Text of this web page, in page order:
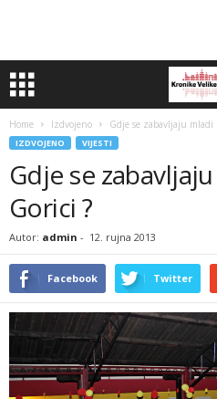
Home Izdvojeno Gdje se zabavljaju mladi
IZDVOJENO VIJESTI
Gdje se
Gorici ?
Autor: admin - 12. rujna 2013
Facebook Twitter